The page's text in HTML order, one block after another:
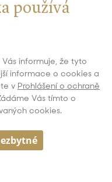
používá
Vás informuje, že tyto
informace o cookies a
v Prohlášení o ochraně
Vás tímto o
cookies.